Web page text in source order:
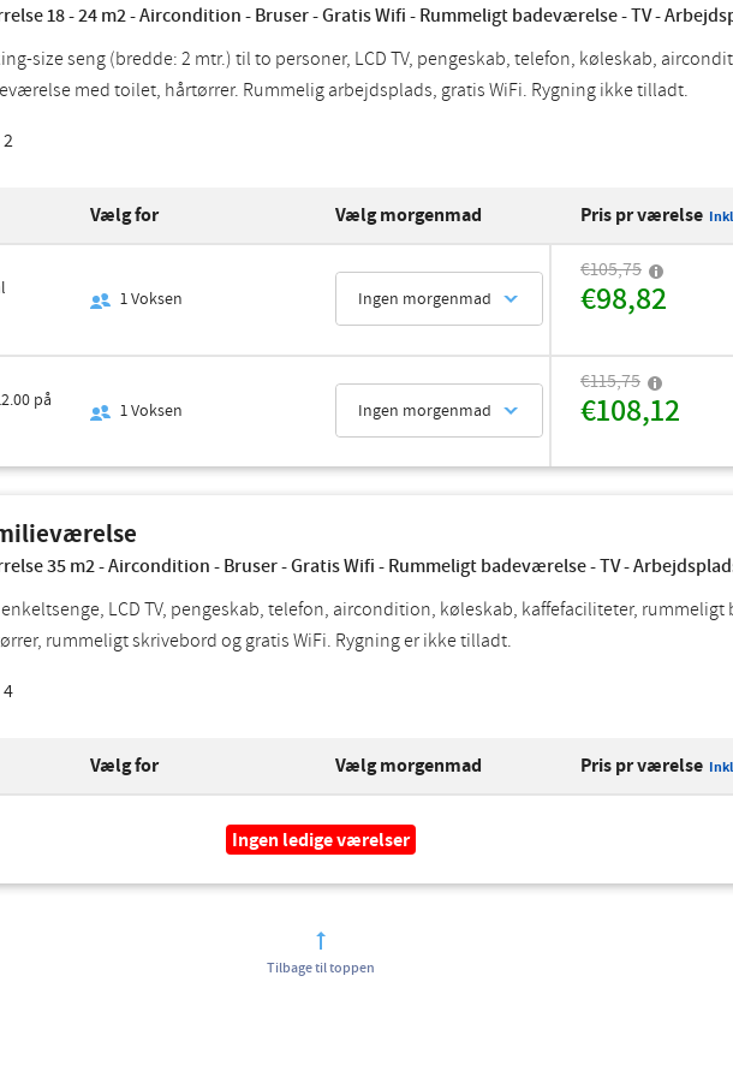
18 - 24 m2 - Aircondition - Bruser - Gratis Wifi - Rummeligt badeværelse - TV -
size seng (bredde: 2 mtr.) til to personer, LCD TV, pengeskab, telefon, køleskab,
med toilet, hårtørrer. Rummelig arbejdsplads, gratis WiFi. Rygning ikke tilladt.
2
Vælg for Vælg morgenmad Pris pr værelse
1Voksen Ingen morgenmad
€105,75
€98,82
på
1Voksen Ingen morgenmad
€115,75
€108,12
35 m2 - Aircondition - Bruser - Gratis Wifi - Rummeligt badeværelse - TV -
LCD TV, pengeskab, telefon, aircondition, køleskab, kaffefaciliteter,
rummeligt skrivebord og gratis WiFi. Rygning er ikke tilladt.
4
Vælg for Vælg morgenmad Pris pr værelse
Ingen ledige værelser
Tilbage til toppen